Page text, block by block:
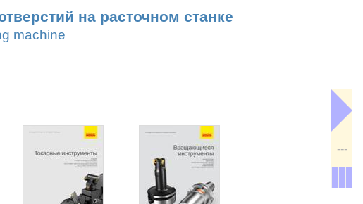
на расточном станке
machine
---